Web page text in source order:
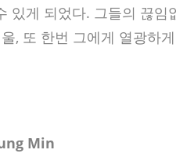
있게 되었다. 그들의 끊임
, 또 한번 그에게 열광하
Min